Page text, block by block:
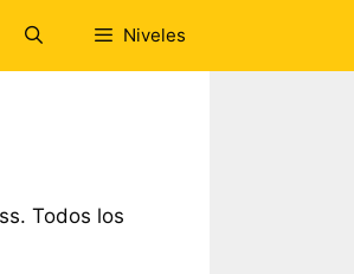
Niveles
Todos los